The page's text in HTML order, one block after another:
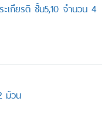
เกียรติ ชั้น5,10 จำนวน 4
ม้วน